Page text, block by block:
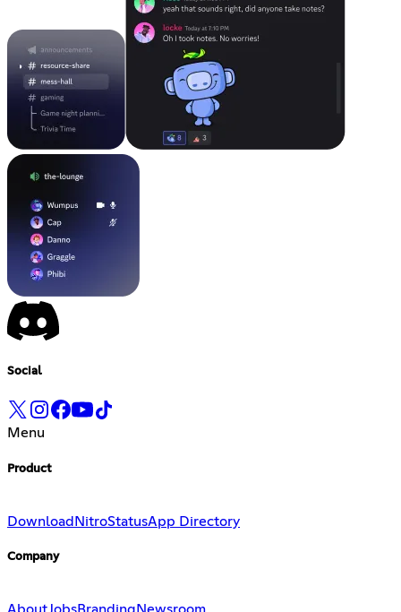
Social
Menu
Product
Download NitroStatusApp Directory
Company